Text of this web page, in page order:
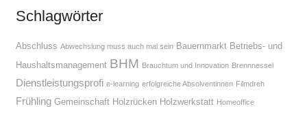
Schlagwörter
Abschluss Abwechslung muss auch mal sein Bauernmarkt Betriebs- und
Haushaltsmanagement BHM Brauchtum und Innovation Brennnessel
Dienstleistungsprofi e-learning erfolgreiche Absolventinnen Filmdreh
Frühling Gemeinschaft Holzrücken Holzwerkstatt Homeoffice